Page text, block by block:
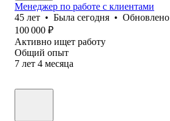
Менеджер по работе с клиентами
45 лет • Была сегодня • Обновлено
100 000 ₽
Активно ищет работу
Общий опыт
7 лет 4 месяца